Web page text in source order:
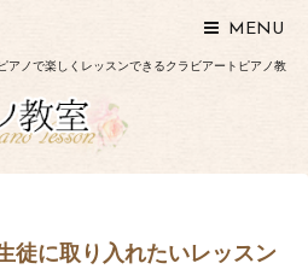
MENU
アノで楽しくレッスンできるクラビアートピアノ教
徒に取り入れたいレッスン